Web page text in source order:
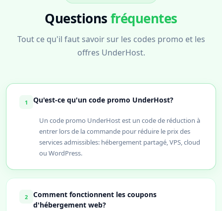
Questionsfréquentes
Tout ce qu'il faut savoir sur les codes promo et les
offres UnderHost.
1 Qu'est-ce qu'un code promo UnderHost?
Un code promo UnderHost est un code de réduction à
entrer lors de la commande pour réduire le prix des
services admissibles: hébergement partagé, VPS, cloud
ou WordPress.
2
Comment fonctionnent les coupons
d'hébergement web?